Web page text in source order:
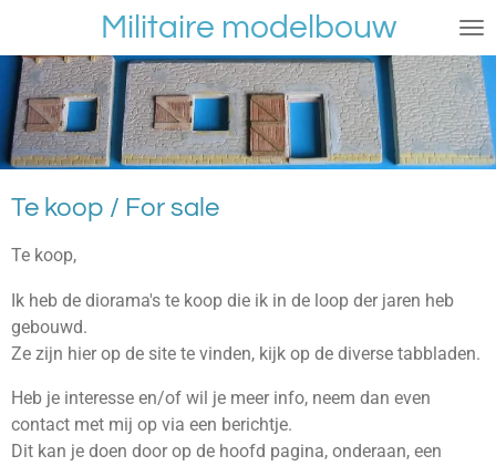
naar
de
hoofdinhoud
Militaire modelbouw
Te koop / For sale
Te koop,
Ik heb de diorama's te koop die ik in de loop der jaren heb
gebouwd.
Ze zijn hier op de site te vinden, kijk op de diverse tabbladen.
Heb je interesse en/of wil je meer info, neem dan even
contact met mij op via een berichtje.
Dit kan je doen door op de hoofd pagina, onderaan, een